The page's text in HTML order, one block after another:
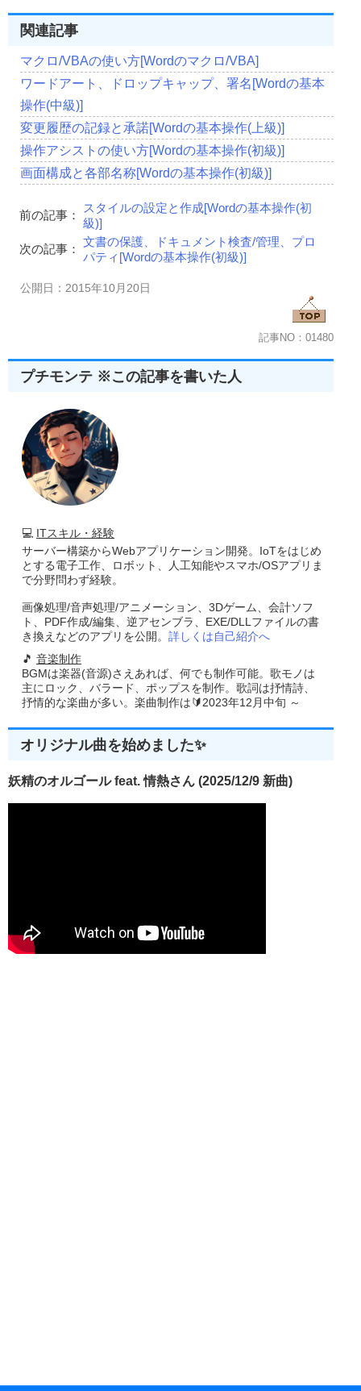
関連記事
マクロ/VBAの使い方[Wordのマクロ/VBA]
ワードアート、ドロップキャップ、署名[Wordの基本
操作(中級)]
変更履歴の記録と承諾[Wordの基本操作(上級)]
操作アシストの使い方[Wordの基本操作(初級)]
画面構成と各部名称[Wordの基本操作(初級)]
前の記事：
スタイルの設定と作成[Wordの基本操作(初
級)]
次の記事：
文書の保護、ドキュメント検査/管理、プロ
パティ[Wordの基本操作(初級)]
公開日：2015年10月20日
記事NO：01480
プチモンテ ※この記事を書いた人
💻 ITスキル・経験
サーバー構築からWebアプリケーション開発。IoTをはじめ
とする電子工作、ロボット、人工知能やスマホ/OSアプリま
で分野問わず経験。
画像処理/音声処理/アニメーション、3Dゲーム、会計ソフ
ト、PDF作成/編集、逆アセンブラ、EXE/DLLファイルの書
き換えなどのアプリを公開。 詳しくは自己紹介へ
🎵 音楽制作
BGMは楽器(音源)さえあれば、何でも制作可能。歌モノは
主にロック、バラード、ポップスを制作。歌詞は抒情詩、
抒情的な楽曲が多い。楽曲制作は🔰2023年12月中旬 ～
オリジナル曲を始めました✨
妖精のオルゴール feat. 情熱さん (2025/12/9 新曲)